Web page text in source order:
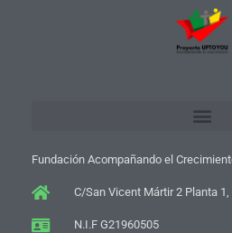
Fundación Acompañando el
C/San Vicent Mártir 2 Planta
N.I.F G21960505